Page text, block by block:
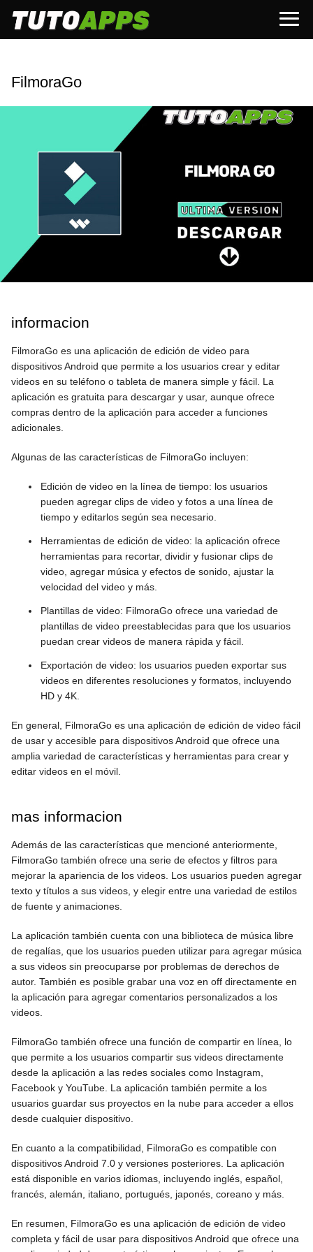
FilmoraGo
informacion
FilmoraGo es una aplicación de edición de video para
dispositivos Android que permite a los usuarios crear y editar
videos en su teléfono o tableta de manera simple y fácil. La
aplicación es gratuita para descargar y usar, aunque ofrece
compras dentro de la aplicación para acceder a funciones
adicionales.
Algunas de las características de FilmoraGo incluyen:
Edición de video en la línea de tiempo: los usuarios
pueden agregar clips de video y fotos a una línea de
tiempo y editarlos según sea necesario.
Herramientas de edición de video: la aplicación ofrece
herramientas para recortar, dividir y fusionar clips de
video, agregar música y efectos de sonido, ajustar la
velocidad del video y más.
Plantillas de video: FilmoraGo ofrece una variedad de
plantillas de video preestablecidas para que los usuarios
puedan crear videos de manera rápida y fácil.
Exportación de video: los usuarios pueden exportar sus
videos en diferentes resoluciones y formatos, incluyendo
HD y 4K.
En general, FilmoraGo es una aplicación de edición de video fácil
de usar y accesible para dispositivos Android que ofrece una
amplia variedad de características y herramientas para crear y
editar videos en el móvil.
mas informacion
Además de las características que mencioné anteriormente,
FilmoraGo también ofrece una serie de efectos y filtros para
mejorar la apariencia de los videos. Los usuarios pueden agregar
texto y títulos a sus videos, y elegir entre una variedad de estilos
de fuente y animaciones.
La aplicación también cuenta con una biblioteca de música libre
de regalías, que los usuarios pueden utilizar para agregar música
a sus videos sin preocuparse por problemas de derechos de
autor. También es posible grabar una voz en off directamente en
la aplicación para agregar comentarios personalizados a los
videos.
FilmoraGo también ofrece una función de compartir en línea, lo
que permite a los usuarios compartir sus videos directamente
desde la aplicación a las redes sociales como Instagram,
Facebook y YouTube. La aplicación también permite a los
usuarios guardar sus proyectos en la nube para acceder a ellos
desde cualquier dispositivo.
En cuanto a la compatibilidad, FilmoraGo es compatible con
dispositivos Android 7.0 y versiones posteriores. La aplicación
está disponible en varios idiomas, incluyendo inglés, español,
francés, alemán, italiano, portugués, japonés, coreano y más.
En resumen, FilmoraGo es una aplicación de edición de video
completa y fácil de usar para dispositivos Android que ofrece una